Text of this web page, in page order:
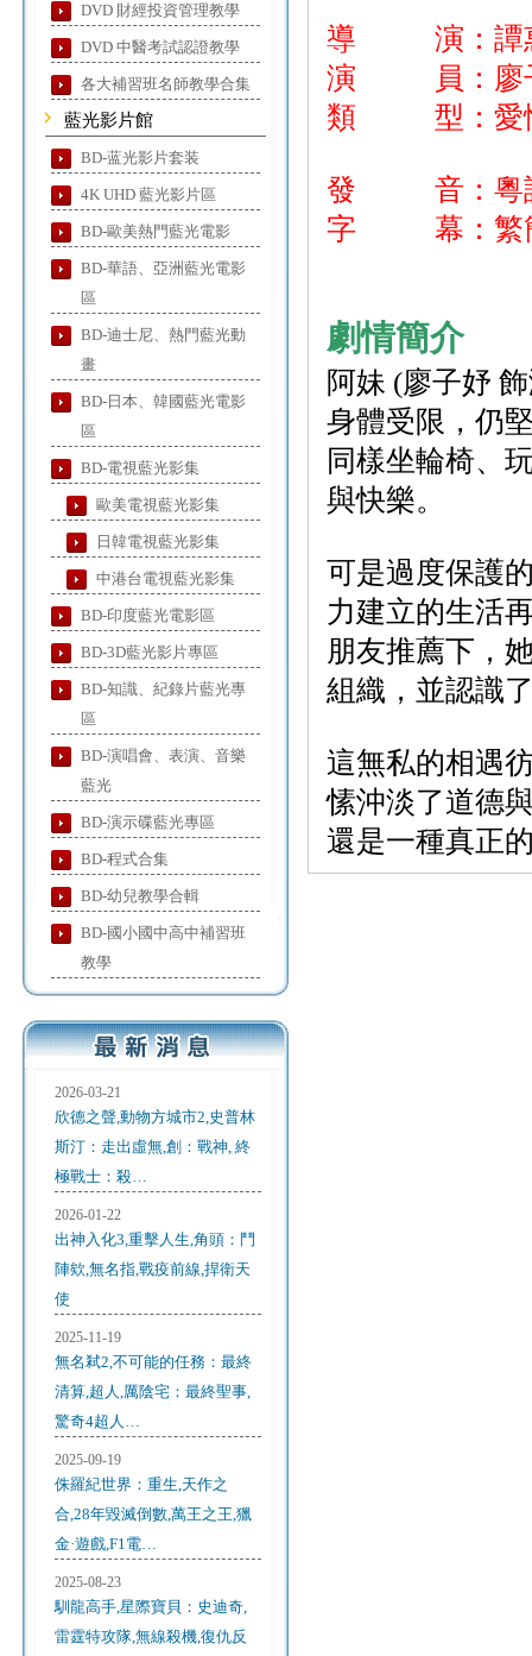
DVD 財經投資管理教學
DVD 中醫考試認證教學
各大補習班名師教學合集
藍光影片館
BD-蓝光影片套装
4K UHD 藍光影片區
BD-歐美熱門藍光電影
BD-華語、亞洲藍光電影
區
BD-迪士尼、熱門藍光動
畫
BD-日本、韓國藍光電影
區
BD-電視藍光影集
歐美電視藍光影集
日韓電視藍光影集
中港台電視藍光影集
BD-印度藍光電影區
BD-3D藍光影片專區
BD-知識、紀錄片藍光專
區
BD-演唱會、表演、音樂
藍光
BD-演示碟藍光專區
BD-程式合集
BD-幼兒教學合輯
BD-國小國中高中補習班
教學
2026-03-21
欣德之聲,動物方城市2,史普林
斯汀：走出虛無,創：戰神, 終
極戰士：殺…
2026-01-22
出神入化3,重擊人生,角頭：鬥
陣欸,無名指,戰疫前線,捍衛天
使
2025-11-19
無名弒2,不可能的任務：最終
清算,超人,厲陰宅：最終聖事,
驚奇4超人…
2025-09-19
侏羅紀世界：重生,天作之
合,28年毀滅倒數,萬王之王,獵
金·遊戲,F1電…
2025-08-23
馴龍高手,星際寶貝：史迪奇,
雷霆特攻隊,無線殺機,復仇反
導 演：譚
演 員：廖子
類 型：愛
發 音：粵
字 幕：繁簡
劇情簡介
阿妹 (廖子妤
身體受限，仍
同樣坐輪椅、
與快樂。
可是過度保護
力建立的生活
朋友推薦下，
組織，並認識
這無私的相遇
愫沖淡了道德
還是一種真正